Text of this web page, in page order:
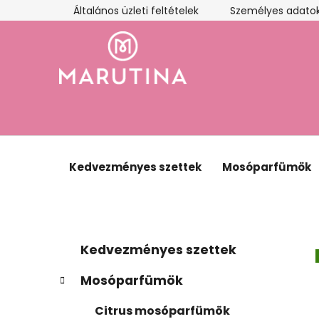
a
Általános üzleti feltételek Személyes
Kedvezményes szettek Mosóparfümök
d
Kategóriák
átugrása
t
e
Kedvezményes szettek
Mosóparfümök
Citrus mosóparfümök